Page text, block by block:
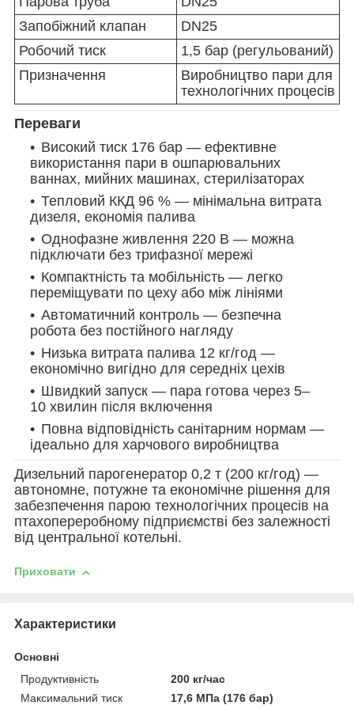
Запобіжний клапан
DN25
Робочий тиск
1,5 бар (регульований)
Призначення
Виробництво пари для
технологічних процесів
Переваги
Високий тиск 176 бар — ефективне
використання пари в ошпарювальних
ваннах, мийних машинах, стерилізаторах
Тепловий ККД 96 % — мінімальна витрата
дизеля, економія палива
Однофазне живлення 220 В — можна
підключати без трифазної мережі
Компактність та мобільність — легко
переміщувати по цеху або між лініями
Автоматичний контроль — безпечна
робота без постійного нагляду
Низька витрата палива 12 кг/год —
економічно вигідно для середніх цехів
Швидкий запуск — пара готова через 5–
10 хвилин після включення
Повна відповідність санітарним нормам —
ідеально для харчового виробництва
Дизельний парогенератор 0,2 т (200 кг/год) —
автономне, потужне та економічне рішення для
забезпечення парою технологічних процесів на
птахопереробному підприємстві без залежності
від центральної котельні.
Приховати
Характеристики
Основні
Продуктивність
200 кг/час
Максимальний тиск
17,6 МПа (176 бар)